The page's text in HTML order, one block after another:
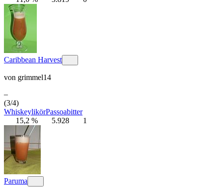
Caribbean Harvest
von grimmel14
–
(3/4)
WhiskeylikörPassoabitter
15,2 %
5.928 1
Paruma